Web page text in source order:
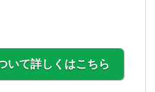
いて詳しくはこちら